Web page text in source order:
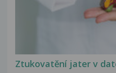
Ztukovatění jater v